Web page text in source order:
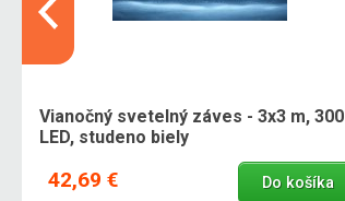
Vianočný svetelný záves - 3x3 m, 300
LED, studeno biely
42,69 € Do košíka